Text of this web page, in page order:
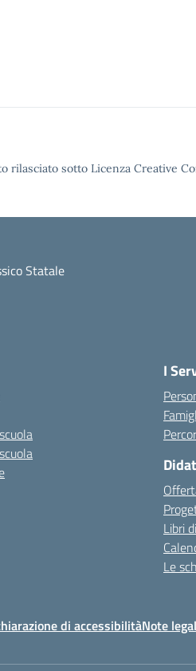
rilasciato sotto Licenza Creative
Statale
I
Libri
Le
di accessibilitàNote